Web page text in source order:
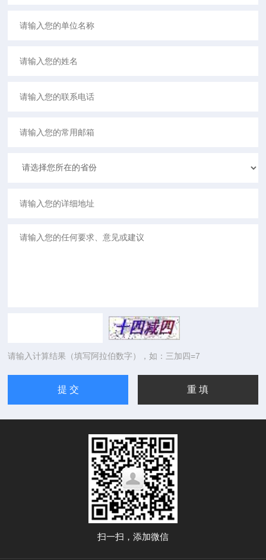
请输入计算结果（填写阿拉伯数字），如：三加四=7
扫一扫，添加微信